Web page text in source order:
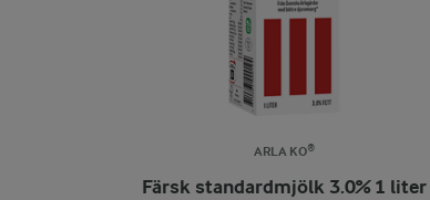
ARLA KO®
Färsk standardmjölk 3.0% 1 liter